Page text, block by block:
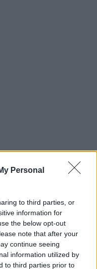
Personal
to third parties, or
information for
the below opt-out
note that after your
continue seeing
information utilized by
to third parties prior to
ξεχάσω όσο ζω»: Η
εξομολόγηση
Ηλιάδη για τη
είδε τον Ιησού